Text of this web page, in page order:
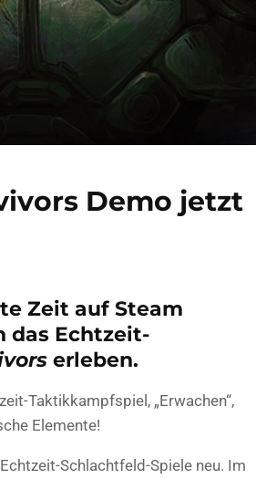
Demo jetzt
Zeit auf Steam
das Echtzeit-
erleben.
Taktikkampfspiel, „Erwachen“,
Elemente!
Schlachtfeld-Spiele neu. Im